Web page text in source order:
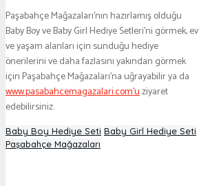
Paşabahçe Mağazaları’nın hazırlamış olduğu
Baby Boy ve Baby Girl Hediye Setleri’ni görmek, ev
ve yaşam alanları için sunduğu hediye
önerilerini ve daha fazlasını yakından görmek
için Paşabahçe Mağazaları’na uğrayabilir ya da
www.pasabahcemagazalari.com’uziyaret
edebilirsiniz.
Baby Boy Hediye Seti Baby Girl Hediye Seti
Paşabahçe Mağazaları